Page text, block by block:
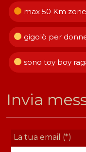
max 50 Km
gigolò per
sono toy boy
Invia
La tua email (*)